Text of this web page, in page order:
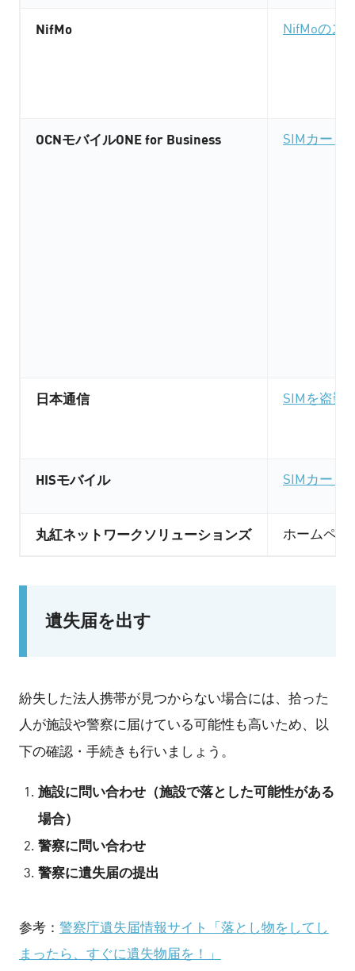
NifMo NifMoのス
OCNモバイルONE for Business SIMカード
日本通信 SIMを盗難
HISモバイル SIMカード
丸紅ネットワークソリューションズ ホームペ
遺失届を出す
紛失した法人携帯が見つからない場合には、拾った
人が施設や警察に届けている可能性も高いため、以
下の確認・手続きも行いましょう。
施設に問い合わせ（施設で落とした可能性がある
場合）
警察に問い合わせ
警察に遺失届の提出
参考： 警察庁遺失届情報サイト「落とし物をしてし
まったら、すぐに遺失物届を！」